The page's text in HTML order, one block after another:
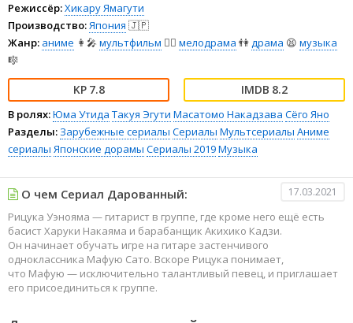
Режиссёр:Хикару Ямагути
Производство:Япония 🇯🇵
Жанр: аниме 👩‍🎤 мультфильм 🧚‍♀️ мелодрама 👫драма 😫 музыка
🎼
7.8 8.2
В ролях:Юма Утида Такуя Эгути Масатомо Накадзава Сёго Яно
Разделы: Зарубежные сериалы Сериалы Мультсериалы Аниме
сериалы Японские дорамы Сериалы 2019Музыка
О чем Сериал Дарованный: 17.03.2021
Рицука Уэнояма — гитарист в группе, где кроме него ещё есть
басист Харуки Накаяма и барабанщик Акихико Кадзи.
Он начинает обучать игре на гитаре застенчивого
одноклассника Мафую Сато. Вскоре Рицука понимает,
что Мафую — исключительно талантливый певец, и приглашает
его присоединиться к группе.